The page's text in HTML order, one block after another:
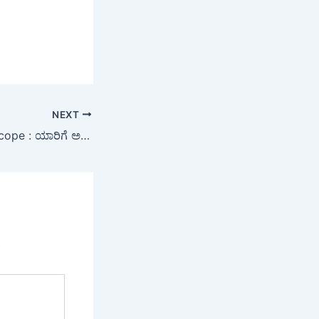
NEXT
June 2026 Horoscope : ಯಾರಿಗೆ ಅದೃಷ್ಟ? ಯಾರಿಗೆ ಕಷ್ಟ? ಜೂನ್ ತಿಂಗಳ ನಿಮ್ಮ ರಾಶಿಯ ಫಲಾಫಲಗಳನ್ನು ಸರಳವಾಗಿ ತಿಳಿದುಕೊಳ್ಳಿ..!